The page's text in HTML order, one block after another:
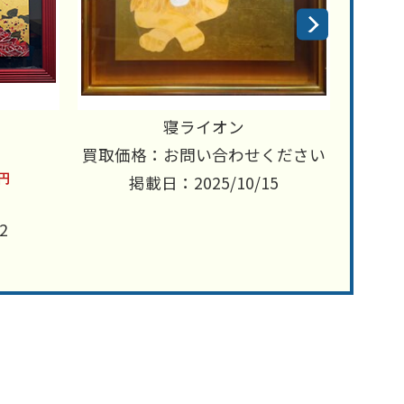
寝ライオン
買取価格：お問い合わせください
掲載日：2025/10/15